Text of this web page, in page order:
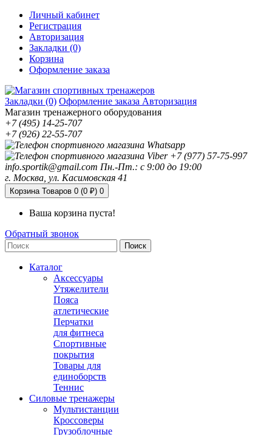
Личный кабинет
Регистрация
Авторизация
Закладки (0)
Корзина
Оформление заказа
Закладки (0) Оформление заказа Авторизация
Магазин тренажерного оборудования
+7 (495) 14-25-707
+7 (926) 22-55-707
+7 (977) 57-75-997
info.sportik@gmail.com Пн.-Пт.: с 9:00 до 19:00
г. Москва, ул. Касимовская 41
Корзина Товаров 0 (0 ₽) 0
Ваша корзина пуста!
Обратный звонок
Поиск
Каталог
Аксессуары
Утяжелители
Пояса
атлетические
Перчатки
для фитнеса
Спортивные
покрытия
Товары для
единоборств
Теннис
Силовые тренажеры
Мультистанции
Кроссоверы
Грузоблочные